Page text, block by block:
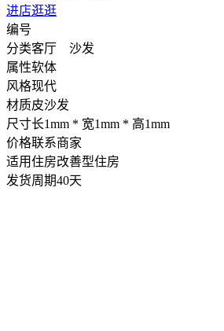
进店逛逛
编号
分类客厅 沙发
属性软体
风格现代
材质皮沙发
尺寸长1mm * 宽1mm * 高1mm
价格联系商家
适用住房改善型住房
发货周期40天